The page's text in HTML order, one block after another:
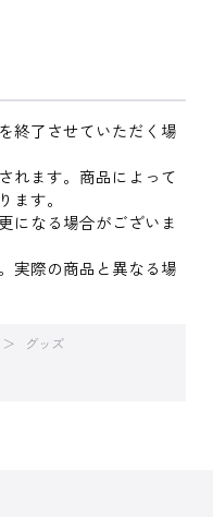
終了させていただく場
れます。商品によって
ます。
になる場合がございま
実際の商品と異なる場
グッズ